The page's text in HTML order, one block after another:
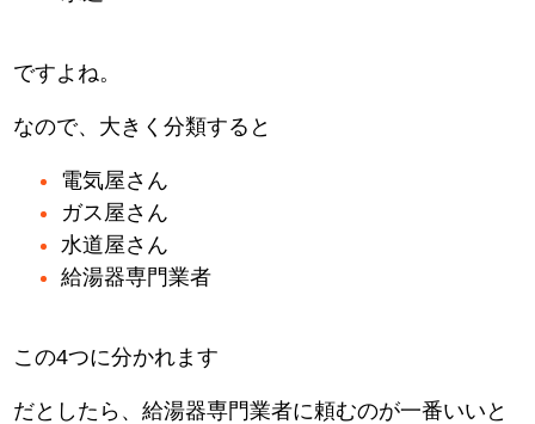
ですよね。
なので、大きく分類すると
電気屋さん
ガス屋さん
水道屋さん
給湯器専門業者
この4つに分かれます
だとしたら、給湯器専門業者に頼むのが一番いいと